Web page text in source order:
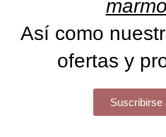
Así como
ofertas y
Suscribirse